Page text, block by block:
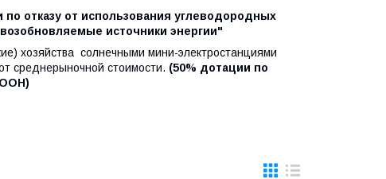
отказу от использования углеводородных
источники энергии"
хозяйства солнечными мини-электростанциями
среднерыночной стоимости. (50% дотации по